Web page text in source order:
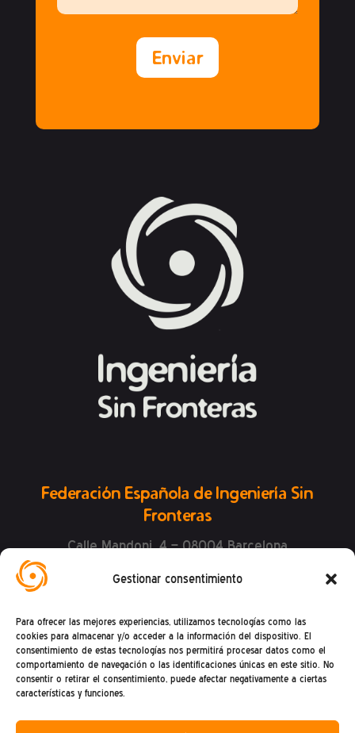
Gestionar consentimiento
Para ofrecer las mejores experiencias, utilizamos tecnologías como las
cookies para almacenar y/o acceder a la información del dispositivo. El
consentimiento de estas tecnologías nos permitirá procesar datos como el
comportamiento de navegación o las identificaciones únicas en este sitio. No
consentir o retirar el consentimiento, puede afectar negativamente a ciertas
características y funciones.
Federación Española de Ingeniería Sin
Fronteras
Calle Mandoni, 4 – 08004 Barcelona
(De lunes a viernes de 9h a 15h)